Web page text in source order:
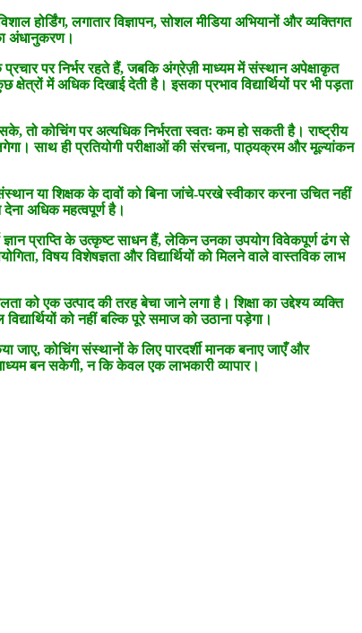
लगातार विज्ञापन, सोशल मीडिया अभियानों और व्यक्तिगत
अंधानुकरण।
पर निर्भर रहते हैं, जबकि अंग्रेज़ी माध्यम में संस्थान अपेक्षाकृत
में अधिक दिखाई देती है। इसका प्रभाव विद्यार्थियों पर भी पड़ता
सके, तो कोचिंग पर अत्यधिक निर्भरता स्वतः कम हो सकती है। राष्ट्रीय
साथ ही प्रतियोगी परीक्षाओं की संरचना, पाठ्यक्रम और मूल्यांकन
या शिक्षक के दावों को बिना जांचे-परखे स्वीकार करना उचित नहीं
अधिक महत्वपूर्ण है।
प्राप्ति के उत्कृष्ट साधन हैं, लेकिन उनका उपयोग विवेकपूर्ण ढंग से
विषय विशेषज्ञता और विद्यार्थियों को मिलने वाले वास्तविक लाभ
एक उत्पाद की तरह बेचा जाने लगा है। शिक्षा का उद्देश्य व्यक्ति
को नहीं बल्कि पूरे समाज को उठाना पड़ेगा।
जाए, कोचिंग संस्थानों के लिए पारदर्शी मानक बनाए जाएँ और
बन सकेगी, न कि केवल एक लाभकारी व्यापार।